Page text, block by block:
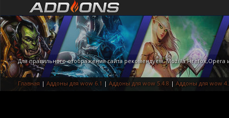
Для правильного отображения сайта рекомендуем: Mozilla Firefox,Opera
Главная | Аддоны для wow 6.1 | Аддоны для wow 5.4.8 | Аддоны для wow